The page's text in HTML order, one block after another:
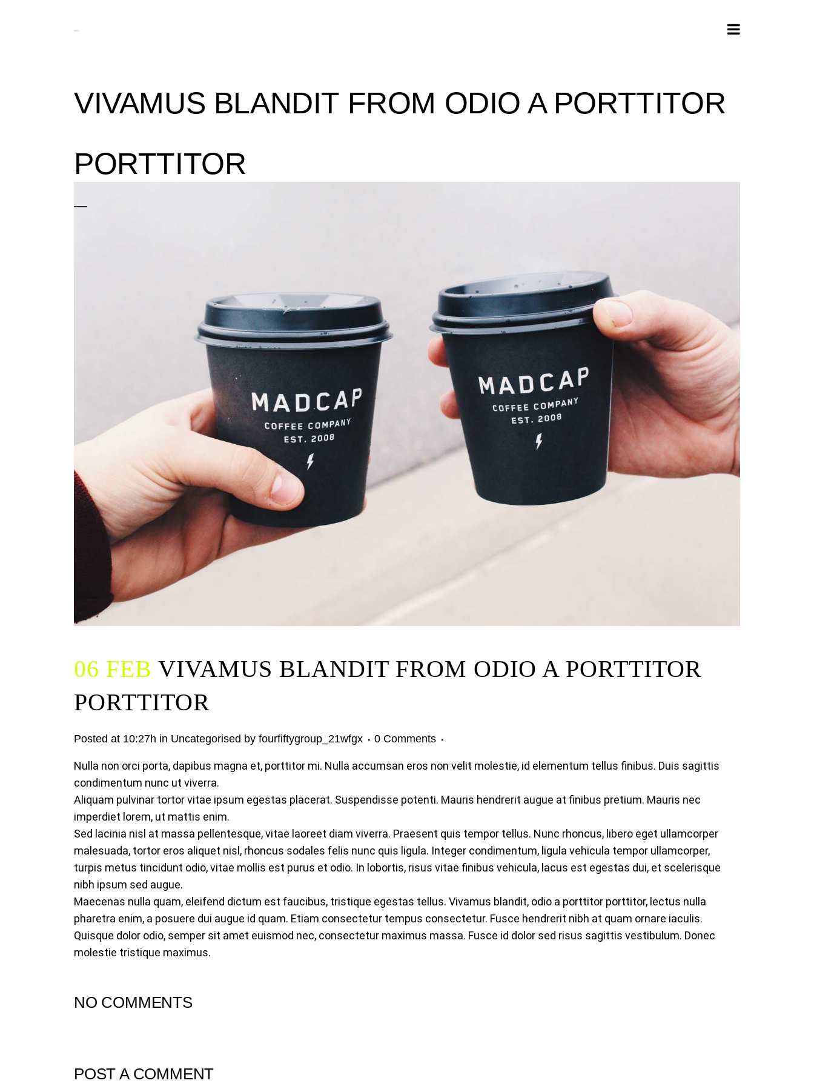
VIVAMUS BLANDIT FROM ODIO A PORTTITOR
PORTTITOR
06 FEB VIVAMUS BLANDIT FROM ODIO A PORTTITOR
PORTTITOR
Posted at 10:27h in Uncategorised by fourfiftygroup_21wfgx 0 Comments
Nulla non orci porta, dapibus magna et, porttitor mi. Nulla accumsan eros non velit molestie, id elementum tellus finibus. Duis sagittis
condimentum nunc ut viverra.
Aliquam pulvinar tortor vitae ipsum egestas placerat. Suspendisse potenti. Mauris hendrerit augue at finibus pretium. Mauris nec
imperdiet lorem, ut mattis enim.
Sed lacinia nisl at massa pellentesque, vitae laoreet diam viverra. Praesent quis tempor tellus. Nunc rhoncus, libero eget ullamcorper
malesuada, tortor eros aliquet nisl, rhoncus sodales felis nunc quis ligula. Integer condimentum, ligula vehicula tempor ullamcorper,
turpis metus tincidunt odio, vitae mollis est purus et odio. In lobortis, risus vitae finibus vehicula, lacus est egestas dui, et scelerisque
nibh ipsum sed augue.
Maecenas nulla quam, eleifend dictum est faucibus, tristique egestas tellus. Vivamus blandit, odio a porttitor porttitor, lectus nulla
pharetra enim, a posuere dui augue id quam. Etiam consectetur tempus consectetur. Fusce hendrerit nibh at quam ornare iaculis.
Quisque dolor odio, semper sit amet euismod nec, consectetur maximus massa. Fusce id dolor sed risus sagittis vestibulum. Donec
molestie tristique maximus.
NO COMMENTS
POST A COMMENT